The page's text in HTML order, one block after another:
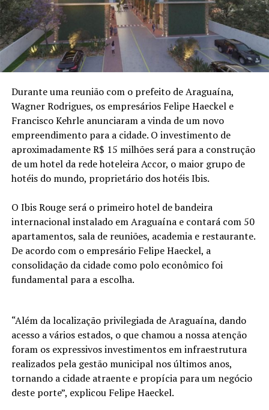
Durante uma reunião com o prefeito de Araguaína,
Wagner Rodrigues, os empresários Felipe Haeckel e
Francisco Kehrle anunciaram a vinda de um novo
empreendimento para a cidade. O investimento de
aproximadamente R$ 15 milhões será para a construção
de um hotel da rede hoteleira Accor, o maior grupo de
hotéis do mundo, proprietário dos hotéis Ibis.
O Ibis Rouge será o primeiro hotel de bandeira
internacional instalado em Araguaína e contará com 50
apartamentos, sala de reuniões, academia e restaurante.
De acordo com o empresário Felipe Haeckel, a
consolidação da cidade como polo econômico foi
fundamental para a escolha.
“Além da localização privilegiada de Araguaína, dando
acesso a vários estados, o que chamou a nossa atenção
foram os expressivos investimentos em infraestrutura
realizados pela gestão municipal nos últimos anos,
tornando a cidade atraente e propícia para um negócio
deste porte”, explicou Felipe Haeckel.